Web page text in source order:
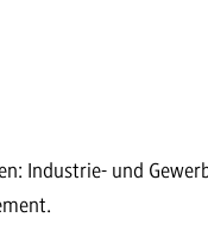
Industrie- und